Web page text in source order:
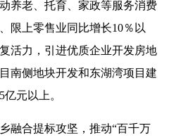
养老、托育、家政等服务消费
限上零售业同比增长10％以
活力，引进优质企业开发房地
南侧地块开发和东湖湾项目建
元以上。
合提标攻坚，推动“百千万